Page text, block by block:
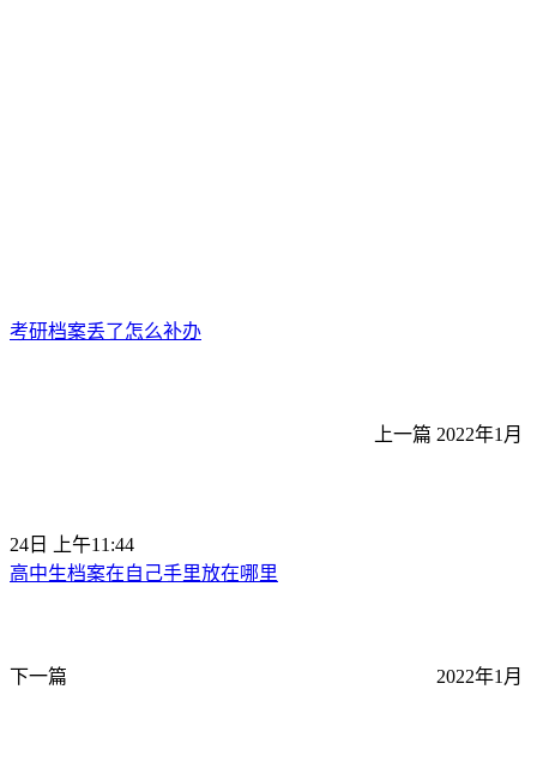
考研档案丢了怎么补办
上一篇 2022年1月
24日 上午11:44
高中生档案在自己手里放在哪里
下一篇 2022年1月